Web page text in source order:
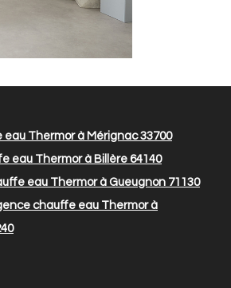
Thermor à Mérignac 33700
eau Thermor à Billère 64140
eau Thermor à Gueugnon 71130
chauffe eau Thermor à